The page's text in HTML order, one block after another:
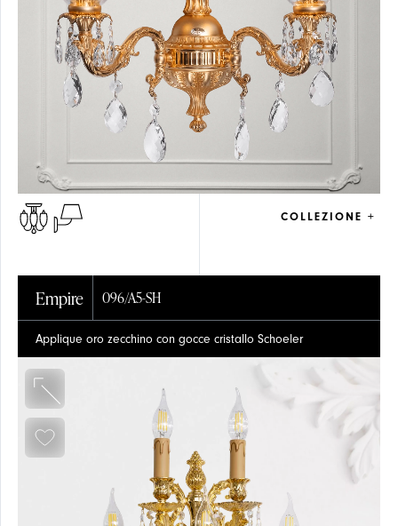
TAVOLO
PRESS
COLLEZIONE +
Empire 096/A5-SH
Applique oro zecchino con gocce cristallo Schoeler